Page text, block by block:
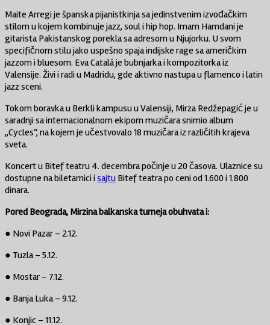
Maite Arregi je španska pijanistkinja sa jedinstvenim izvođačkim
stilom u kojem kombinuje jazz, soul i hip hop. Imam Hamdani je
gitarista Pakistanskog porekla sa adresom u Njujorku. U svom
specifičnom stilu jako uspešno spaja indijske rage sa američkim
jazzom i bluesom. Eva Catalá je bubnjarka i kompozitorka iz
Valensije. Živi i radi u Madridu, gde aktivno nastupa u flamenco i latin
jazz sceni.
Tokom boravka u Berkli kampusu u Valensiji, Mirza Redžepagić je u
saradnji sa internacionalnom ekipom muzičara snimio album
„Cycles“, na kojem je učestvovalo 18 muzičara iz različitih krajeva
sveta.
Koncert u Bitef teatru 4. decembra počinje u 20 časova. Ulaznice su
dostupne na biletarnici isajtu Bitef teatra po ceni od 1.600 i 1.800
dinara.
Pored Beograda, Mirzina balkanska turneja obuhvata i:
● Novi Pazar – 2.12.
● Tuzla – 5.12.
● Mostar – 7.12.
● Banja Luka – 9.12.
● Konjic – 11.12.